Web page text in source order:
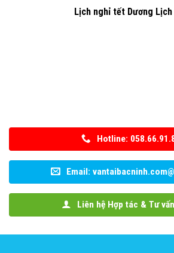
Lịch nghỉ tết Dương Lịch
Hotline:
Email:
Liên hệ Hợp tác & Tư